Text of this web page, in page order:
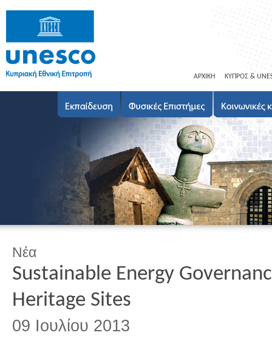
ΑΡΧΙΚΗ ΚΥΠΡΟΣ &
Νέα
Sustainable Energy
Heritage Sites
09 Ιουλίου 2013